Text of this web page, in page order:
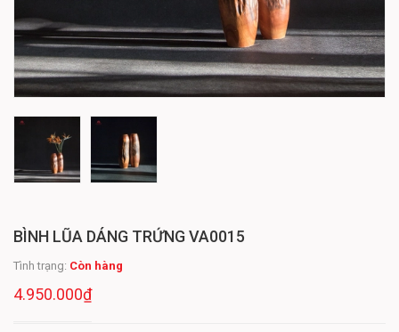
BÌNH LŨA DÁNG TRỨNG VA0015
Tình trạng: Còn hàng
4.950.000₫